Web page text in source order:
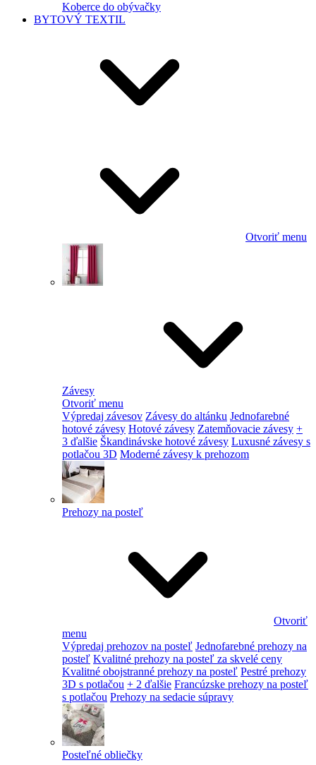
Koberce do obývačky
BYTOVÝ TEXTIL
Otvoriť menu
Závesy
Otvoriť menu
Výpredaj závesov Závesy do altánku Jednofarebné
hotové závesy Hotové závesy Zatemňovacie závesy +
3 ďalšie Škandinávske hotové závesy Luxusné závesy s
potlačou 3D Moderné závesy k prehozom
Prehozy na posteľ
Otvoriť
menu
Výpredaj prehozov na posteľ Jednofarebné prehozy na
posteľ Kvalitné prehozy na posteľ za skvelé ceny
Kvalitné obojstranné prehozy na posteľ Pestré prehozy
3D s potlačou + 2 ďalšie Francúzske prehozy na posteľ
s potlačou Prehozy na sedacie súpravy
Posteľné obliečky